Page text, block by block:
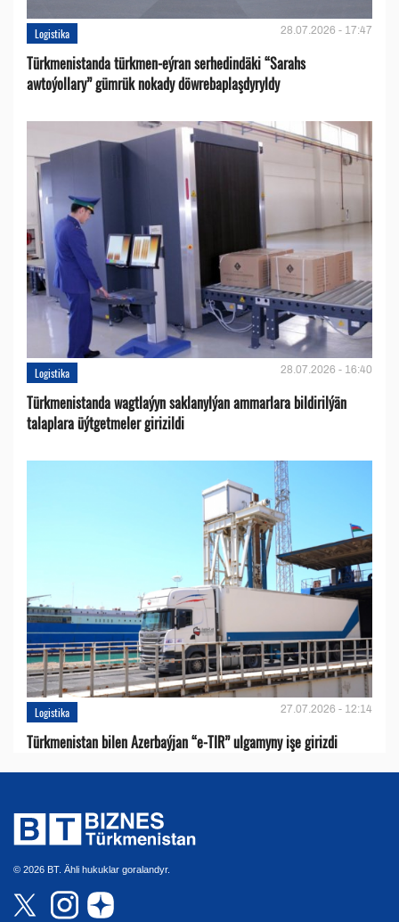
Logistika 28.07.2026 - 17:47
Türkmenistanda türkmen-eýran serhedindäki “Sarahs
awtoýollary” gümrük nokady döwrebaplaşdyryldy
Logistika 28.07.2026 - 16:40
Türkmenistanda wagtlaýyn saklanylýan ammarlara bildirilýän
talaplara üýtgetmeler girizildi
Logistika 27.07.2026 - 12:14
Türkmenistan bilen Azerbaýjan “e-TIR” ulgamyny işe girizdi
© 2026 BT. Ähli hukuklar goralandyr.